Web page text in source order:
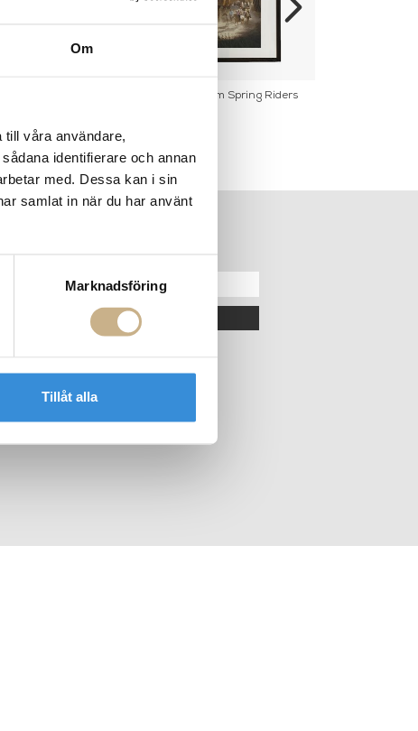
Om
våra användare,
identifierare och annan
med. Dessa kan i sin
samlat in när du har använt
Marknadsföring
Tillåt alla
Fotokonst - Palm Spring Riders